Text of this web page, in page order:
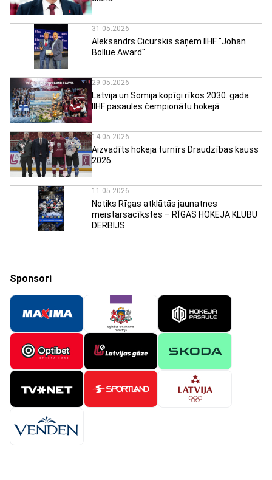
31.05.2026
Aleksandrs Cicurskis saņem IIHF "Johan
Bollue Award"
29.05.2026
Latvija un Somija kopīgi rīkos 2030. gada
IIHF pasaules čempionātu hokejā
14.05.2026
Aizvadīts hokeja turnīrs Draudzības kauss
2026
11.05.2026
Notiks Rīgas atklātās jaunatnes
meistarsacīkstes – RĪGAS HOKEJA KLUBU
DERBIJS
Sponsori